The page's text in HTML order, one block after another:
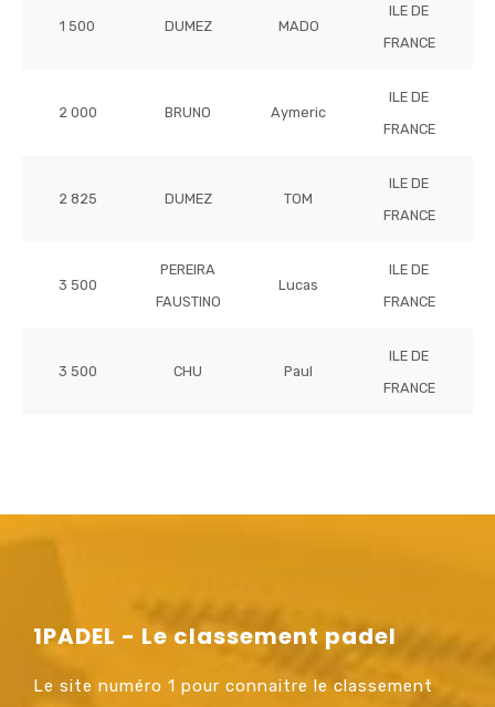
1 500 DUMEZ MADO
ILE DE
FRANCE
2 000 BRUNO Aymeric
ILE DE
FRANCE
2 825 DUMEZ TOM
ILE DE
FRANCE
3 500
PEREIRA
FAUSTINO
Lucas
ILE DE
FRANCE
3 500 CHU Paul
ILE DE
FRANCE
1PADEL - Le classement padel
Le site numéro 1 pour connaitre le classement